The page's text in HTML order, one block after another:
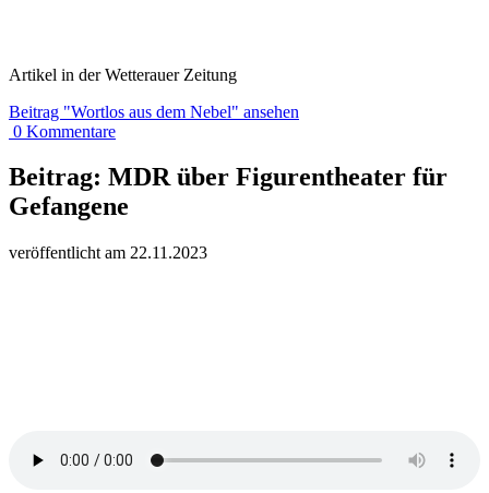
Artikel in der Wetterauer Zeitung
Beitrag "Wortlos aus dem Nebel" ansehen
0 Kommentare
Beitrag: MDR über Figurentheater für
Gefangene
veröffentlicht am 22.11.2023